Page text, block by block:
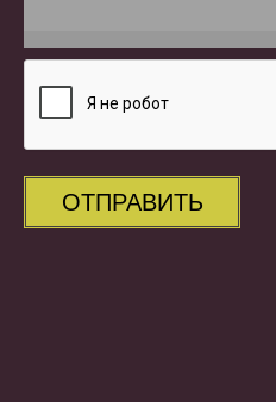
ОТПРАВИТЬ